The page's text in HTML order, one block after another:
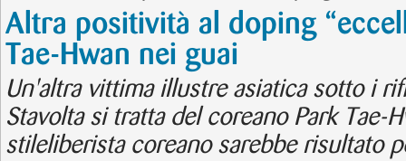
Altra positività al doping
Tae-Hwan nei guai
Un'altra vittima illustre asiatica sotto i
Stavolta si tratta del coreano Park Tae-
stileliberista coreano sarebbe risultato